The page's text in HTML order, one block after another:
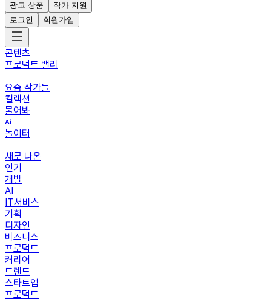
광고 상품
작가 지원
로그인
회원가입
콘텐츠
프로덕트 밸리
요즘 작가들
컬렉션
물어봐
놀이터
새로 나온
인기
개발
AI
IT서비스
기획
디자인
비즈니스
프로덕트
커리어
트렌드
스타트업
프로덕트